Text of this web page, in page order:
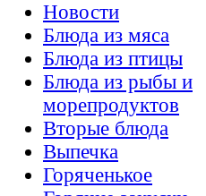
Новости
Блюда из мяса
Блюда из птицы
Блюда из рыбы и
морепродуктов
Вторые блюда
Выпечка
Горяченькое